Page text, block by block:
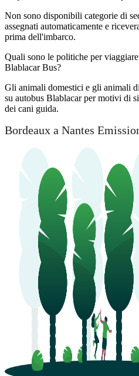
Non sono disponibili categorie di
assegnati automaticamente e
prima dell'imbarco.
Quali sono le politiche per
Blablacar Bus?
Gli animali domestici e gli animali
su autobus Blablacar per motivi di
dei cani guida.
Bordeaux a Nantes